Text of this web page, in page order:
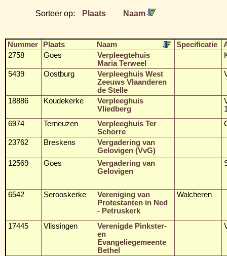
Sorteer op: Plaats Naam
Nummer Plaats Naam Specificatie
2758
Goes
Verpleegtehuis
Maria Terweel
5439 Oostburg
Verpleeghuis West
Zeeuws Vlaanderen
de Stelle
18886 Koudekerke
Verpleeghuis
Vliedberg
6974
Terneuzen
Verpleeghuis Ter
Schorre
23762 Breskens
Vergadering van
Gelovigen (VvG)
12569
Goes
Vergadering van
Gelovigen
6542 Serooskerke
Vereniging van
Protestanten in Ned
- Petruskerk
Walcheren
17445 Vlissingen
Verenigde Pinkster-
en
Evangeliegemeente
Bethel